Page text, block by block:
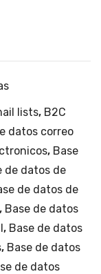
lists, B2C
datos correo
, Base
de datos de
de datos de
, Base de datos
, Base de datos
, Base de datos
de datos